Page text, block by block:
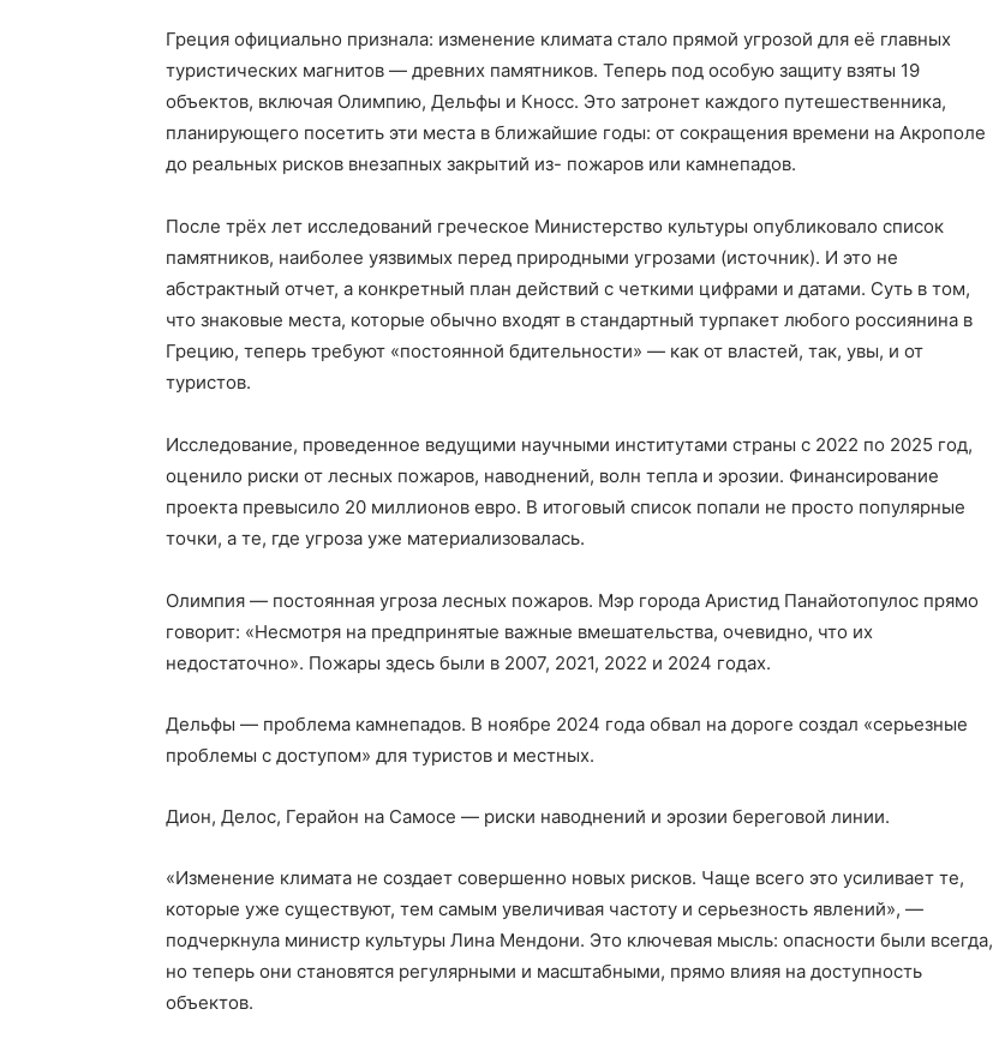
Греция официально признала: изменение климата стало прямой угрозой для её главных
туристических магнитов — древних памятников. Теперь под особую защиту взяты 19
объектов, включая Олимпию, Дельфы и Кносс. Это затронет каждого путешественника,
планирующего посетить эти места в ближайшие годы: от сокращения времени на Акрополе
до реальных рисков внезапных закрытий из- пожаров или камнепадов.
После трёх лет исследований греческое Министерство культуры опубликовало список
памятников, наиболее уязвимых перед природными угрозами (источник). И это не
абстрактный отчет, а конкретный план действий с четкими цифрами и датами. Суть в том,
что знаковые места, которые обычно входят в стандартный турпакет любого россиянина в
Грецию, теперь требуют «постоянной бдительности» — как от властей, так, увы, и от
туристов.
Исследование, проведенное ведущими научными институтами страны с 2022 по 2025 год,
оценило риски от лесных пожаров, наводнений, волн тепла и эрозии. Финансирование
проекта превысило 20 миллионов евро. В итоговый список попали не просто популярные
точки, а те, где угроза уже материализовалась.
Олимпия — постоянная угроза лесных пожаров. Мэр города Аристид Панайотопулос прямо
говорит: «Несмотря на предпринятые важные вмешательства, очевидно, что их
недостаточно». Пожары здесь были в 2007, 2021, 2022 и 2024 годах.
Дельфы — проблема камнепадов. В ноябре 2024 года обвал на дороге создал «серьезные
проблемы с доступом» для туристов и местных.
Дион, Делос, Герайон на Самосе — риски наводнений и эрозии береговой линии.
«Изменение климата не создает совершенно новых рисков. Чаще всего это усиливает те,
которые уже существуют, тем самым увеличивая частоту и серьезность явлений», —
подчеркнула министр культуры Лина Мендони. Это ключевая мысль: опасности были всегда,
но теперь они становятся регулярными и масштабными, прямо влияя на доступность
объектов.